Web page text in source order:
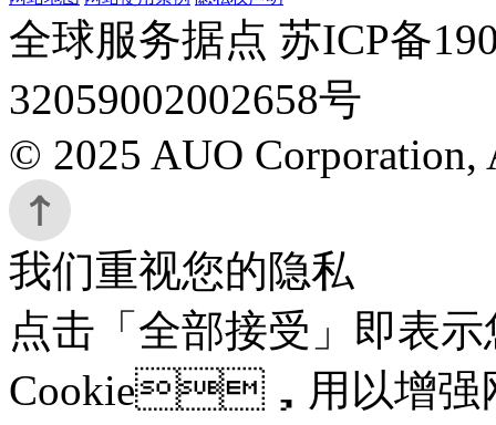
全球服务据点 苏ICP备
32059002002658号
© 2025 AUO Corporation,
我们重视您的隐私
点击「全部接受」即表
Cookie，用以增强网